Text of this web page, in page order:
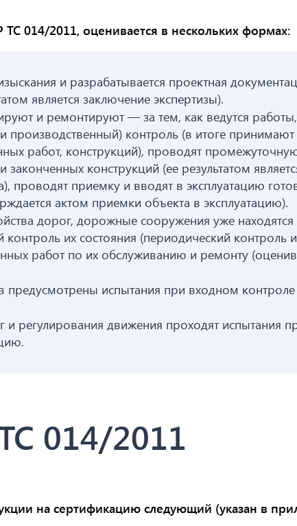
014/2011, оценивается в нескольких формах:
и разрабатывается проектная
является заключение экспертизы).
и ремонтируют — за тем, как ведутся работы,
производственный) контроль (в итоге принимают
работ, конструкций), проводят
конструкций (ее результатом
проводят приемку и вводят в эксплуатацию
актом приемки объекта в эксплуатацию).
дорог, дорожные сооружения уже находятся
контроль их состояния (периодический контроль и
работ по их обслуживанию и ремонту
испытания при входном
и регулирования движения проходят испытания
014/2011
на сертификацию следующий (указан в